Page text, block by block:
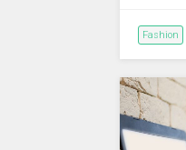
Fashion